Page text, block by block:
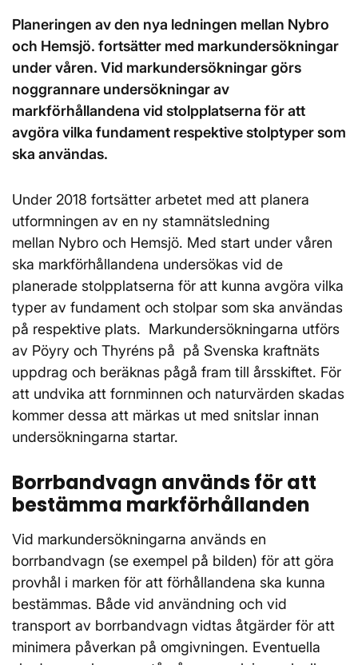
Planeringen av den nya ledningen mellan Nybro
och Hemsjö. fortsätter med markundersökningar
under våren. Vid markundersökningar görs
noggrannare undersökningar av
markförhållandena vid stolpplatserna för att
avgöra vilka fundament respektive stolptyper som
ska användas.
Under 2018 fortsätter arbetet med att planera
utformningen av en ny stamnätsledning
mellan Nybro och Hemsjö. Med start under våren
ska markförhållandena undersökas vid de
planerade stolpplatserna för att kunna avgöra vilka
typer av fundament och stolpar som ska användas
på respektive plats. Markundersökningarna utförs
av Pöyry och Thyréns på på Svenska kraftnäts
uppdrag och beräknas pågå fram till årsskiftet. För
att undvika att fornminnen och naturvärden skadas
kommer dessa att märkas ut med snitslar innan
undersökningarna startar.
Borrbandvagn används för att
bestämma markförhållanden
Vid markundersökningarna används en
borrbandvagn (se exempel på bilden) för att göra
provhål i marken för att förhållandena ska kunna
bestämmas. Både vid användning och vid
transport av borrbandvagn vidtas åtgärder för att
minimera påverkan på omgivningen. Eventuella